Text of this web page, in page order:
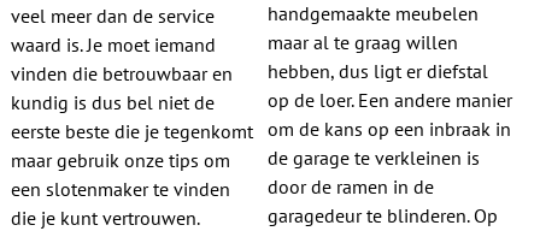
veel meer dan de service
waard is. Je moet iemand
vinden die betrouwbaar en
kundig is dus bel niet de
eerste beste die je tegenkomt
maar gebruik onze tips om
een ​​slotenmaker te vinden
die je kunt vertrouwen.
handgemaakte meubelen
maar al te graag willen
hebben, dus ligt er diefstal
op de loer. Een andere manier
om de kans op een inbraak in
de garage te verkleinen is
door de ramen in de
garagedeur te blinderen. Op